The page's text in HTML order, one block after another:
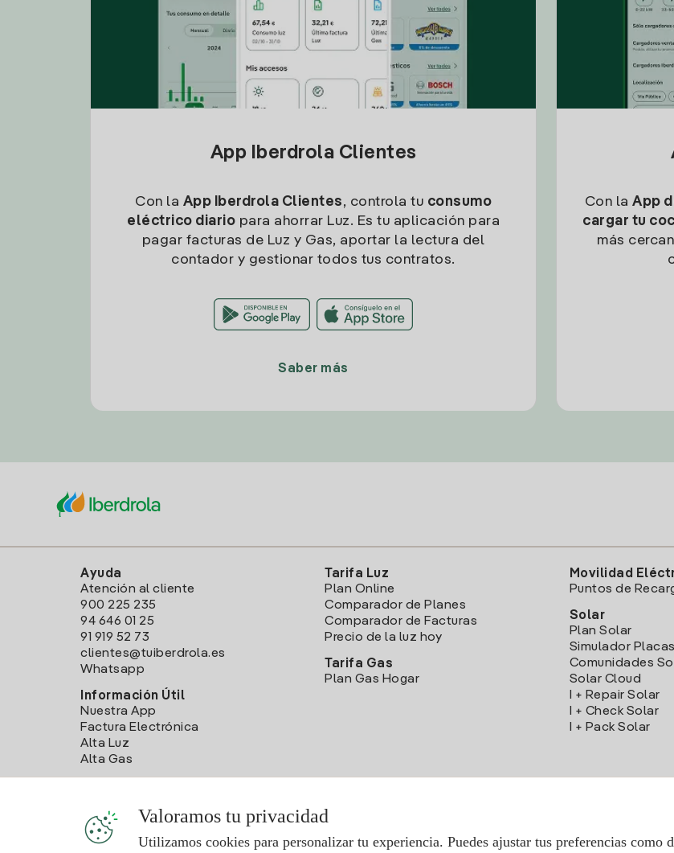
App Iberdrola Clientes
Con la App Iberdrola Clientes, controla tu consumo
eléctrico diario para ahorrar Luz. Es tu aplicación para
pagar facturas de Luz y Gas, aportar la lectura del
contador y gestionar todos tus contratos.
Saber más
Con la App
cargar tu
más
Ayuda
Atención al cliente
900 225 235
94 646 01 25
91 919 52 73
clientes@tuiberdrola.es
Whatsapp
Información Útil
Nuestra App
Factura Electrónica
Alta Luz
Alta Gas
Tarifa Luz
Plan Online
Comparador de Planes
Comparador de Facturas
Precio de la luz hoy
Tarifa Gas
Plan Gas Hogar
Movilidad
Puntos de
Solar
Plan Solar
Simulador
Comunidades
Solar Cloud
I + Repair Solar
I + Check Solar
I + Pack Solar
Valoramos tu privacidad
Utilizamos cookies para personalizar tu experiencia. Puedes ajustar tus preferencias como